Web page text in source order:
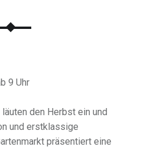
9 Uhr
den Herbst ein und
und erstklassige
präsentiert eine